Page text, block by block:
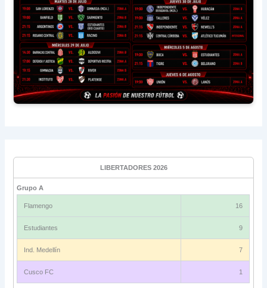
LIBERTADORES 2026
Grupo A
Flamengo 16
Estudiantes 9
Ind. Medellín 7
Cusco FC 1